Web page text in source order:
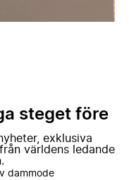
steget före
exklusiva
världens ledande
dammode